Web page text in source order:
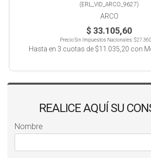
(ERL_VID_ARCO_9627)
ARCO
$ 33.105,60
Precio Sin Impuestos Nacionales:
Hasta en 3 cuotas de $11.035,20 con
REALICE AQUÍ SU
Nombre